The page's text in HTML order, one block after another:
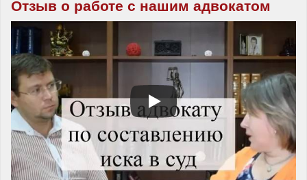
Отзыв о работе с нашим адвокатом